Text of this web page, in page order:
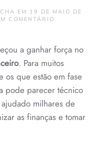
EM 19 DE MAIO DE
COMENTÁRIO
QUE
E
QUE
CADA
VEZ
MAIS
EMPRESAS
ESTÃO
a ganhar força no
. Para muitos
que estão em fase
pode parecer técnico
milhares de
as finanças e tomar